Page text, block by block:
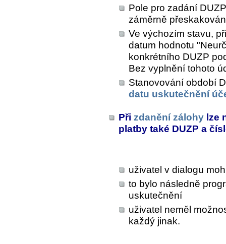
Pole pro zadání
záměrně
Ve výchozím stavu,
datum hodnotu
konkrétního DUZP
Bez vyplnění tohoto
Stanovování období
datu uskutečnění
Při zdanění zálohy lze
platby také DUZP a
uživatel v dialogu
to bylo následně
uskutečnění
uživatel neměl
každý jinak.